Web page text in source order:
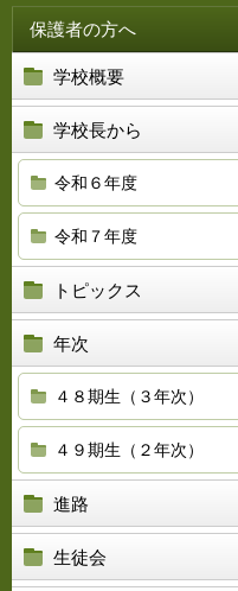
保護者の方へ
学校概要
学校長から
令和６年度
令和７年度
トピックス
年次
４８期生（３年次）
４９期生（２年次）
進路
生徒会